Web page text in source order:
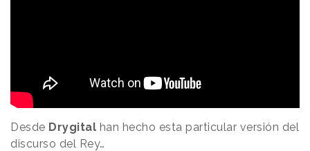
Desde Drygital han hecho esta particular versión del
discurso del Rey…